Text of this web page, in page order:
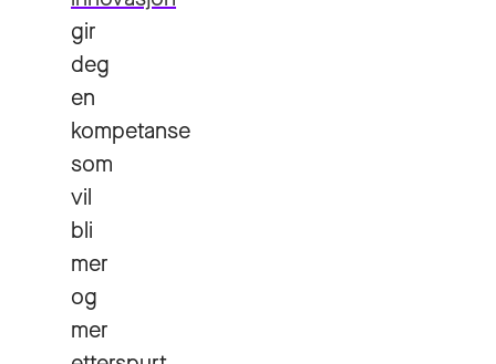
gir
deg
en
kompetanse
som
vil
bli
mer
og
mer